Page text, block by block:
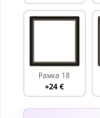
Рамка 18
+24 €